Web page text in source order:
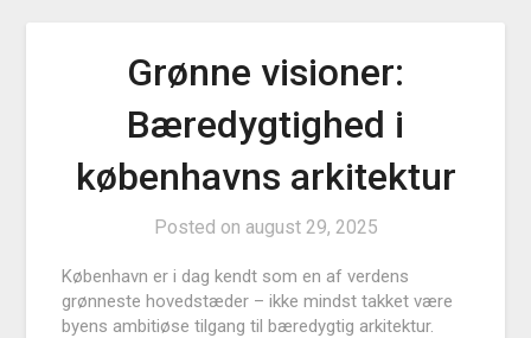
Grønne visioner:
Bæredygtighed i
københavns arkitektur
Posted on august 29, 2025
København er i dag kendt som en af verdens
grønneste hovedstæder – ikke mindst takket være
byens ambitiøse tilgang til bæredygtig arkitektur.